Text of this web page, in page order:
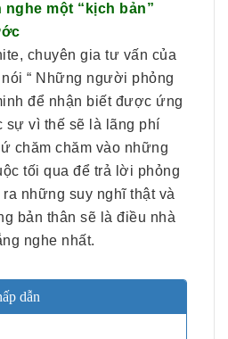
một “kịch bản”
chuyên gia tư vấn của
“ Những người phỏng
để nhận biết được ứng
sự vì thế sẽ là lãng phí
chăm chăm vào những
tối qua để trả lời phỏng
những suy nghĩ thật và
bản thân sẽ là điều nhà
nghe nhất.
dẫn